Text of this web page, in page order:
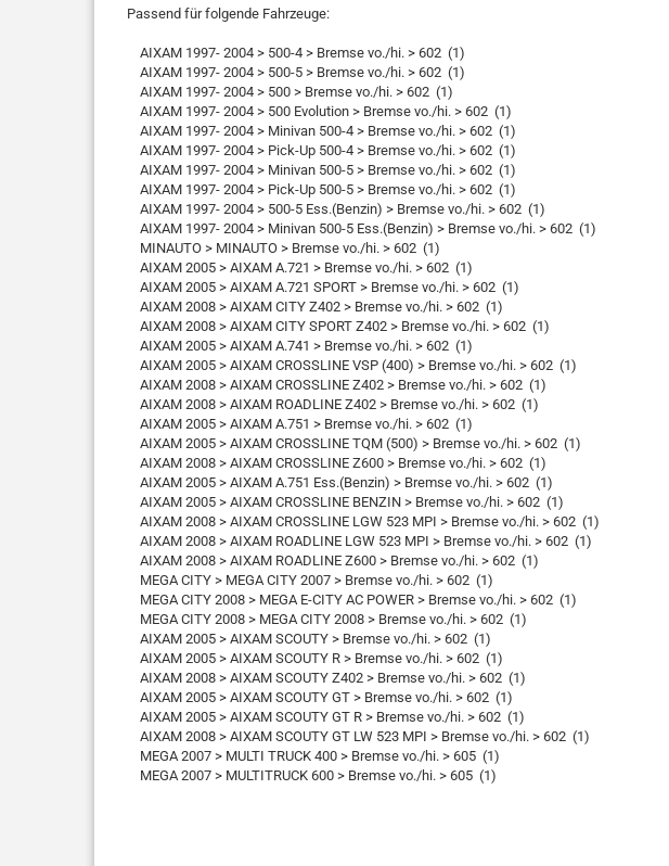
Passend für folgende Fahrzeuge:
AIXAM 1997- 2004 > 500-4 > Bremse vo./hi. > 602 (1)
AIXAM 1997- 2004 > 500-5 > Bremse vo./hi. > 602 (1)
AIXAM 1997- 2004 > 500 > Bremse vo./hi. > 602 (1)
AIXAM 1997- 2004 > 500 Evolution > Bremse vo./hi. > 602 (1)
AIXAM 1997- 2004 > Minivan 500-4 > Bremse vo./hi. > 602 (1)
AIXAM 1997- 2004 > Pick-Up 500-4 > Bremse vo./hi. > 602 (1)
AIXAM 1997- 2004 > Minivan 500-5 > Bremse vo./hi. > 602 (1)
AIXAM 1997- 2004 > Pick-Up 500-5 > Bremse vo./hi. > 602 (1)
AIXAM 1997- 2004 > 500-5 Ess.(Benzin) > Bremse vo./hi. > 602 (1)
AIXAM 1997- 2004 > Minivan 500-5 Ess.(Benzin) > Bremse vo./hi. > 602 (1)
MINAUTO > MINAUTO > Bremse vo./hi. > 602 (1)
AIXAM 2005 > AIXAM A.721 > Bremse vo./hi. > 602 (1)
AIXAM 2005 > AIXAM A.721 SPORT > Bremse vo./hi. > 602 (1)
AIXAM 2008 > AIXAM CITY Z402 > Bremse vo./hi. > 602 (1)
AIXAM 2008 > AIXAM CITY SPORT Z402 > Bremse vo./hi. > 602 (1)
AIXAM 2005 > AIXAM A.741 > Bremse vo./hi. > 602 (1)
AIXAM 2005 > AIXAM CROSSLINE VSP (400) > Bremse vo./hi. > 602 (1)
AIXAM 2008 > AIXAM CROSSLINE Z402 > Bremse vo./hi. > 602 (1)
AIXAM 2008 > AIXAM ROADLINE Z402 > Bremse vo./hi. > 602 (1)
AIXAM 2005 > AIXAM A.751 > Bremse vo./hi. > 602 (1)
AIXAM 2005 > AIXAM CROSSLINE TQM (500) > Bremse vo./hi. > 602 (1)
AIXAM 2008 > AIXAM CROSSLINE Z600 > Bremse vo./hi. > 602 (1)
AIXAM 2005 > AIXAM A.751 Ess.(Benzin) > Bremse vo./hi. > 602 (1)
AIXAM 2005 > AIXAM CROSSLINE BENZIN > Bremse vo./hi. > 602 (1)
AIXAM 2008 > AIXAM CROSSLINE LGW 523 MPI > Bremse vo./hi. > 602 (1)
AIXAM 2008 > AIXAM ROADLINE LGW 523 MPI > Bremse vo./hi. > 602 (1)
AIXAM 2008 > AIXAM ROADLINE Z600 > Bremse vo./hi. > 602 (1)
MEGA CITY > MEGA CITY 2007 > Bremse vo./hi. > 602 (1)
MEGA CITY 2008 > MEGA E-CITY AC POWER > Bremse vo./hi. > 602 (1)
MEGA CITY 2008 > MEGA CITY 2008 > Bremse vo./hi. > 602 (1)
AIXAM 2005 > AIXAM SCOUTY > Bremse vo./hi. > 602 (1)
AIXAM 2005 > AIXAM SCOUTY R > Bremse vo./hi. > 602 (1)
AIXAM 2008 > AIXAM SCOUTY Z402 > Bremse vo./hi. > 602 (1)
AIXAM 2005 > AIXAM SCOUTY GT > Bremse vo./hi. > 602 (1)
AIXAM 2005 > AIXAM SCOUTY GT R > Bremse vo./hi. > 602 (1)
AIXAM 2008 > AIXAM SCOUTY GT LW 523 MPI > Bremse vo./hi. > 602 (1)
MEGA 2007 > MULTI TRUCK 400 > Bremse vo./hi. > 605 (1)
MEGA 2007 > MULTITRUCK 600 > Bremse vo./hi. > 605 (1)